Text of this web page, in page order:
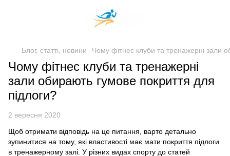
Блог, статті, новини Чому фітнес клуби та тренажерні зали
Чому фітнес клуби та тренажерні
зали обирають гумове покриття для
підлоги?
2 вересня 2020
Щоб отримати відповідь на це питання, варто детально
зупинитися на тому, які властивості має мати покриття підлоги
в тренажерному залі. У різних видах спорту до статей